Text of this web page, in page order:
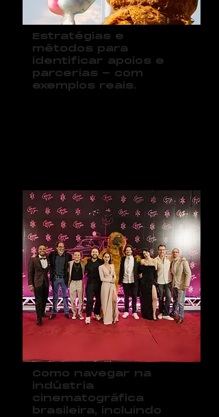
Estratégias e
métodos para
identificar apoios e
parcerias - com
exemplos reais.
Como navegar na
indústria
cinematográfica
brasileira, incluindo